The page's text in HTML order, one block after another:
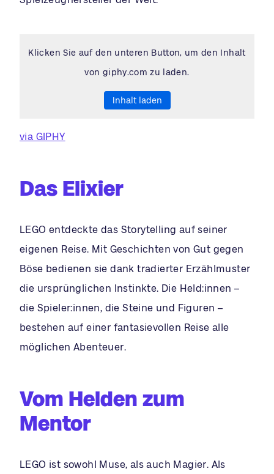
Klicken Sie auf den unteren Button, um den Inhalt
von giphy.com zu laden.
Inhalt laden
via GIPHY
Das Elixier
LEGO entdeckte das Storytelling auf seiner
eigenen Reise. Mit Geschichten von Gut gegen
Böse bedienen sie dank tradierter Erzählmuster
die ursprünglichen Instinkte. Die Held:innen –
die Spieler:innen, die Steine und Figuren –
bestehen auf einer fantasievollen Reise alle
möglichen Abenteuer.
Vom Helden zum
Mentor
LEGO ist sowohl Muse, als auch Magier. Als